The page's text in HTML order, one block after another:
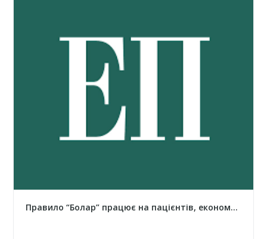
Правило “Болар” працює на пацієнтів, економ...